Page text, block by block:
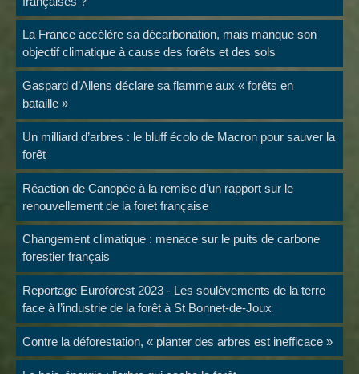
La France accélère sa décarbonation, mais manque son
objectif climatique à cause des forêts et des sols
Gaspard d’Allens déclare sa flamme aux « forêts en
bataille »
Un milliard d’arbres : le bluff écolo de Macron pour sauver la
forêt
Réaction de Canopée à la remise d’un rapport sur le
renouvellement de la foret française
Changement climatique : menace sur le puits de carbone
forestier français
Reportage Euroforest 2023 - Les soulèvements de la terre
face à l’industrie de la forêt à St Bonnet-de-Joux
Contre la déforestation, « planter des arbres est inefficace »